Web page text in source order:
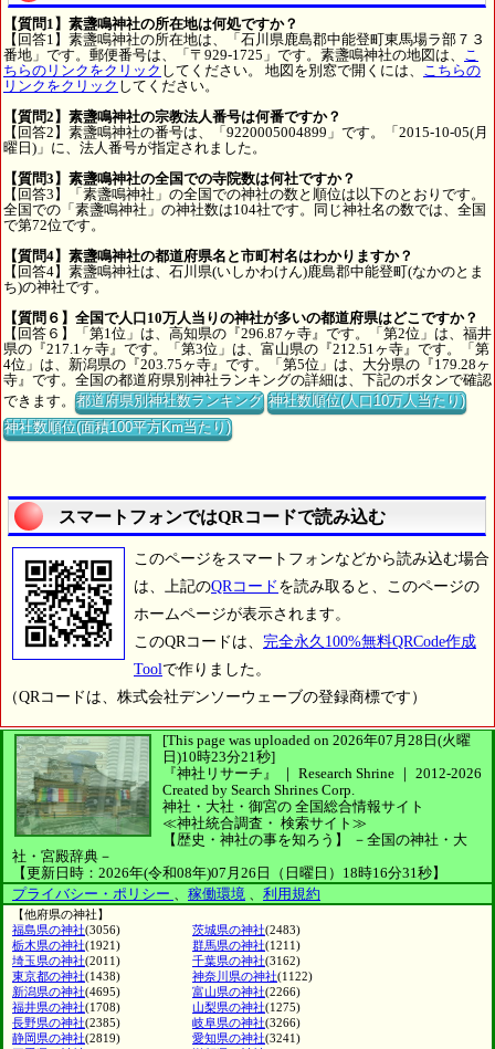
【質問1】素盞鳴神社の所在地は何処ですか？
【回答1】素盞鳴神社の所在地は、「石川県鹿島郡中能登町東馬場ラ部７３
番地」です。郵便番号は、「〒929-1725」です。素盞鳴神社の地図は、 こ
ちらのリンクをクリック してください。 地図を別窓で開くには、 こちらの
リンクをクリック してください。
【質問2】素盞鳴神社の宗教法人番号は何番ですか？
【回答2】素盞鳴神社の番号は、「9220005004899」です。「2015-10-05(月
曜日)」に、法人番号が指定されました。
【質問3】素盞鳴神社の全国での寺院数は何社ですか？
【回答3】「素盞鳴神社」の全国での神社の数と順位は以下のとおりです。
全国での「素盞鳴神社」の神社数は104社です。同じ神社名の数では、全国
で第72位です。
【質問4】素盞鳴神社の都道府県名と市町村名はわかりますか？
【回答4】素盞鳴神社は、石川県(いしかわけん)鹿島郡中能登町(なかのとま
ち)の神社です。
【質問６】全国で人口10万人当りの神社が多いの都道府県はどこですか？
【回答６】「第1位」は、高知県の『296.87ヶ寺』です。「第2位」は、福井
県の『217.1ヶ寺』です。「第3位」は、富山県の『212.51ヶ寺』です。「第
4位」は、新潟県の『203.75ヶ寺』です。「第5位」は、大分県の『179.28ヶ
寺』です。全国の都道府県別神社ランキングの詳細は、下記のボタンで確認
できます。都道府県別神社数ランキング 神社数順位(人口10万人当たり)
神社数順位(面積100平方Km当たり)
スマートフォンではQRコードで読み込む
このページをスマートフォンなどから読み込む場合
は、上記のQRコード を読み取ると、このページの
ホームページが表示されます。
このQRコードは、 完全永久100%無料QRCode作成
Toolで作りました。
（QRコードは、株式会社デンソーウェーブの登録商標です）
[This page was uploaded on 2026年07月28日(火曜
日)10時23分21秒]
『神社リサーチ』 ｜ Research Shrine ｜ 2012-2026
Created by Search Shrines Corp.
神社・大社・御宮の 全国総合情報サイト
≪神社統合調査・ 検索サイト≫
【歴史・神社の事を知ろう】
－全国の神社・大
社・宮殿辞典－
【更新日時：2026年(令和08年)07月26日（日曜日）18時16分31秒】
プライバシー・ポリシー 、 稼働環境 、 利用規約
【他府県の神社】
福島県の神社(3056) 茨城県の神社(2483)
栃木県の神社(1921) 群馬県の神社(1211)
埼玉県の神社(2011) 千葉県の神社(3162)
東京都の神社(1438) 神奈川県の神社(1122)
新潟県の神社(4695) 富山県の神社(2266)
福井県の神社(1708) 山梨県の神社(1275)
長野県の神社(2385) 岐阜県の神社(3266)
静岡県の神社(2819) 愛知県の神社(3241)